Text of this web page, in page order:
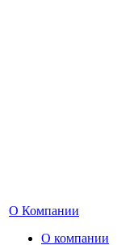
О Компании
О компании